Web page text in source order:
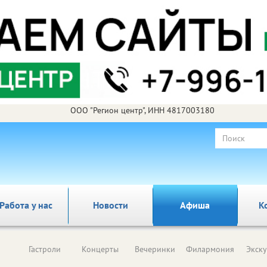
ООО "Регион центр", ИНН 4817003180
у нас Новости Афиша
Гастроли Концерты Вечеринки Филармония